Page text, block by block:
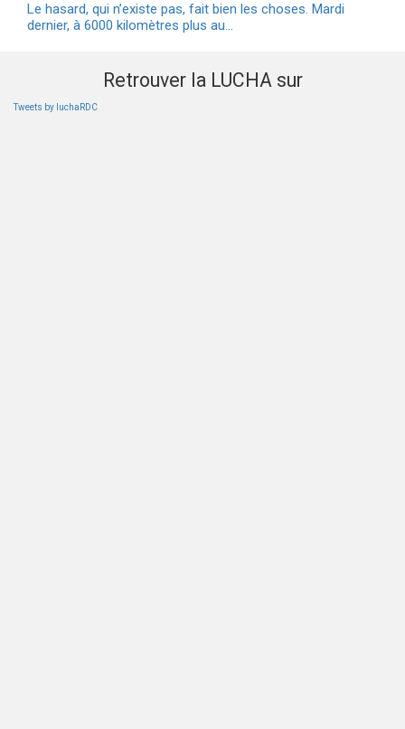
Le hasard, qui n’existe pas, fait bien les choses. Mardi
dernier, à 6000 kilomètres plus au…
Retrouver la LUCHA sur
Tweets by luchaRDC